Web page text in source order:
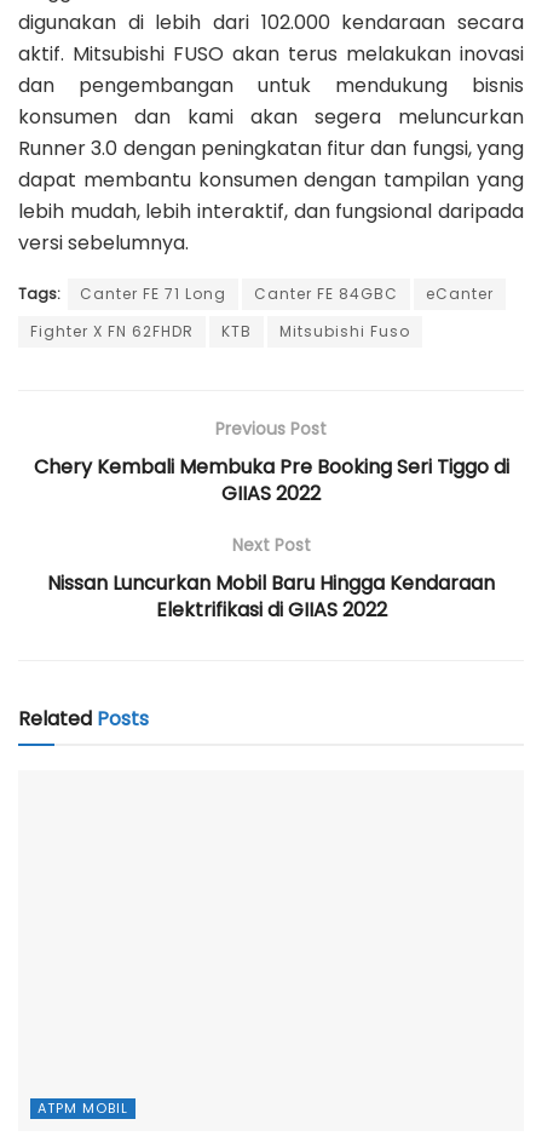
digunakan di lebih dari 102.000 kendaraan secara
aktif. Mitsubishi FUSO akan terus melakukan inovasi
dan pengembangan untuk mendukung bisnis
konsumen dan kami akan segera meluncurkan
Runner 3.0 dengan peningkatan fitur dan fungsi, yang
dapat membantu konsumen dengan tampilan yang
lebih mudah, lebih interaktif, dan fungsional daripada
versi sebelumnya.
Tags: Canter FE 71 Long Canter FE 84GBC
eCanter
Fighter X FN 62FHDR
KTB Mitsubishi Fuso
Previous Post
Chery Kembali Membuka Pre Booking Seri Tiggo di
GIIAS 2022
Next Post
Nissan Luncurkan Mobil Baru Hingga Kendaraan
Elektrifikasi di GIIAS 2022
Related Posts
ATPM MOBIL